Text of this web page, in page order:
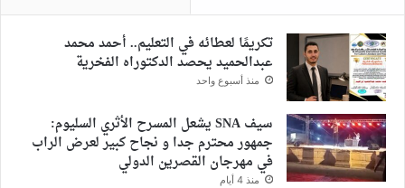
تكريمًا لعطائه في التعليم.. أحمد محمد
عبدالحميد يحصد الدكتوراه الفخرية
منذ أسبوع واحد
سيف SNA يشعل المسرح الأثري السليوم:
جمهور محترم جدا و نجاح كبير لعرض الراب
في مهرجان القصرين الدولي
منذ 4 أيام